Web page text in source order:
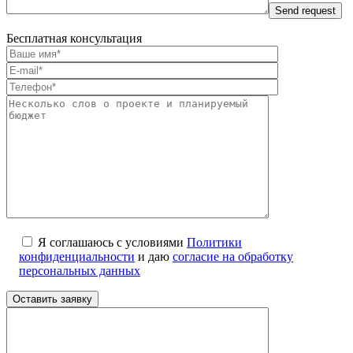
Бесплатная консультация
Я соглашаюсь с условиями Политики
конфиденциальности и даю согласие на обработку
персональных данных